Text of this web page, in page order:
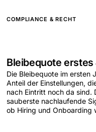
COMPLIANCE & RECHT
Bleibequote erstes
Die Bleibequote im ersten
Anteil der Einstellungen,
nach Eintritt noch da sind.
sauberste nachlaufende
ob Hiring und Onboarding